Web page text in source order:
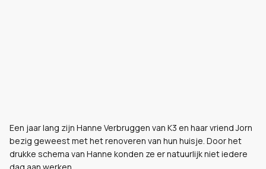
Een jaar lang zijn Hanne Verbruggen van K3 en haar vriend Jorn
bezig geweest met het renoveren van hun huisje. Door het
drukke schema van Hanne konden ze er natuurlijk niet iedere